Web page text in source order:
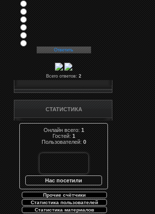
Всего ответов:2
СТАТИСТИКА
Онлайн всего:1
Гостей:1
Пользователей:0
Нас посетили
Прочие счётчики
Статистика пользователей
Статистика материалов